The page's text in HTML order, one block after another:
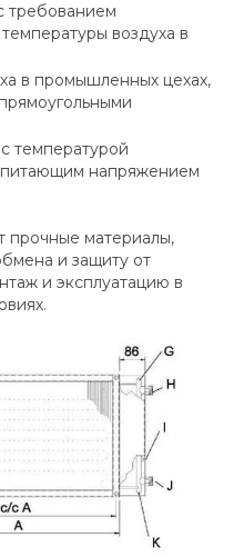
требованием
воздуха в
в промышленных цехах,
температурой
питающим напряжением
прочные материалы,
и защиту от
и эксплуатацию в